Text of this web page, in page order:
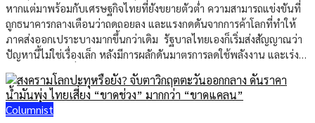
หากแต่มาพร้อมกับเศรษฐกิจไทยที่ยังขยายตัวต่ำ ความสามารถแข่งขันที่
ถูกธนาคารกลางเตือนว่าถดถอยลง และแรงกดดันจากการค้าโลกที่ทำให้
ภาคส่งออกเปราะบางมากขึ้นกว่าเดิม รัฐบาลไทยเองก็เริ่มส่งสัญญาณว่า
ปัญหานี้ไม่ใช่เรื่องเล็ก หลังมีการผลักดันมาตรการลดใช้พลังงาน และเร่ง
สำคัญของปีนี้ไม่ใช่แค่ทำอย่างไรให้เศรษฐกิจ “โต” แต่คือทำอย่างไรให้
ธุรกิจ “อยู่รอดและยังลงทุนต่อได้” ท่ามกลางต้นทุนที่สูงขึ้นและความไม่
แน่นอนจากต่างประเทศ สำหรับนักธุรกิจและนักลงทุน ประเด็นนี้มีอย่าง
Columnist